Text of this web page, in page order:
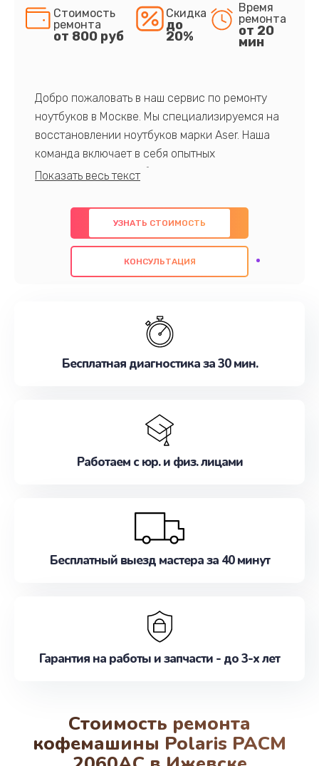
Стоимость
ремонта
от 800 руб
Скидка
до
20%
Время
ремонта
от 20
мин
Добро пожаловать в наш сервис по ремонту
ноутбуков в Москве. Мы специализируемся на
восстановлении ноутбуков марки Aser. Наша
команда включает в себя опытных
профессионалов с обширными знаниями и
предлагаем быстрый и качественный ремонт с
использованием оригинальных компонентов, а
также гарантируем качество всех
проведенных работ. Наша цель - предоставить
наилучшим образом. Не медлите записаться на
УЗНАТЬ СТОИМОСТЬ
КОНСУЛЬТАЦИЯ
Бесплатная диагностика за 30 мин.
Работаем с юр. и физ. лицами
Бесплатный выезд мастера за 40 минут
Гарантия на работы и запчасти - до 3-х лет
Стоимость ремонта
кофемашины Polaris PACM